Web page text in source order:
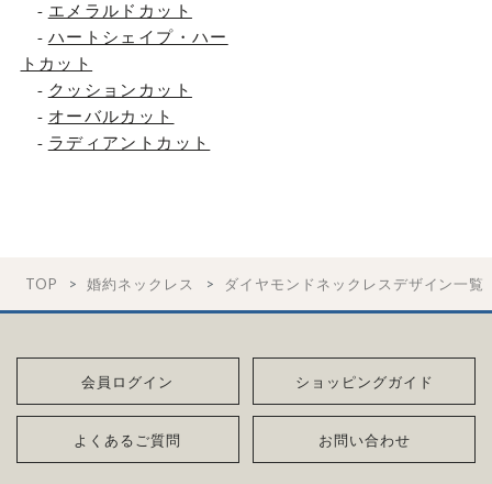
- エメラルドカット
- ハートシェイプ・ハー
トカット
- クッションカット
- オーバルカット
- ラディアントカット
TOP 婚約ネックレス ダイヤモンドネックレスデザイン一覧
会員ログイン ショッピングガイド
よくあるご質問 お問い合わせ